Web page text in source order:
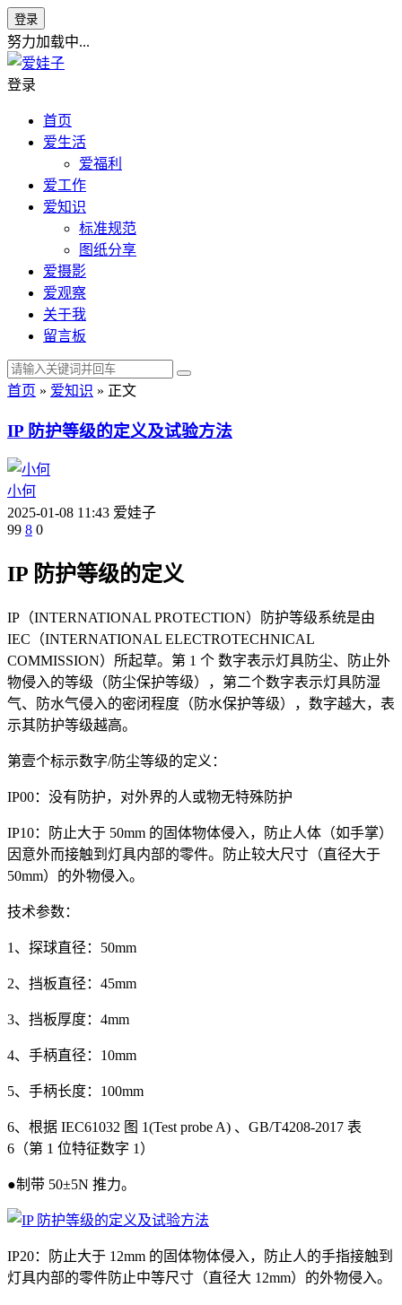
登录
努力加载中...
登录
首页
爱生活
爱福利
爱工作
爱知识
标准规范
图纸分享
爱摄影
爱观察
关于我
留言板
首页 » 爱知识 » 正文
IP 防护等级的定义及试验方法
小何
2025-01-08 11:43 爱娃子
99 8 0
IP 防护等级的定义
IP（INTERNATIONAL PROTECTION）防护等级系统是由
IEC（INTERNATIONAL ELECTROTECHNICAL
COMMISSION）所起草。第 1 个 数字表示灯具防尘、防止外
物侵入的等级（防尘保护等级），第二个数字表示灯具防湿
气、防水气侵入的密闭程度（防水保护等级），数字越大，表
示其防护等级越高。
第壹个标示数字/防尘等级的定义：
IP00：没有防护，对外界的人或物无特殊防护
IP10：防止大于 50mm 的固体物体侵入，防止人体（如手掌）
因意外而接触到灯具内部的零件。防止较大尺寸（直径大于
50mm）的外物侵入。
技术参数：
1、探球直径：50mm
2、挡板直径：45mm
3、挡板厚度：4mm
4、手柄直径：10mm
5、手柄长度：100mm
6、根据 IEC61032 图 1(Test probe A) 、GB/T4208-2017 表
6（第 1 位特征数字 1）
●制带 50±5N 推力。
IP20：防止大于 12mm 的固体物体侵入，防止人的手指接触到
灯具内部的零件防止中等尺寸（直径大 12mm）的外物侵入。